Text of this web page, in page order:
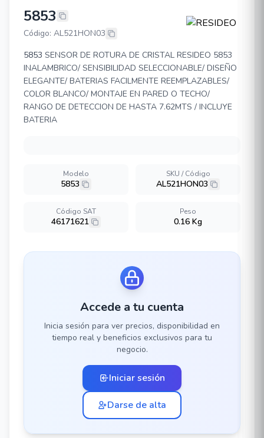
RESIDEO 5853
5853
Código: AL521HON03
5853 SENSOR DE ROTURA DE CRISTAL RESIDEO 5853
INALAMBRICO/ SENSIBILIDAD SELECCIONABLE/ DISEÑO
ELEGANTE/ BATERIAS FACILMENTE REEMPLAZABLES/
COLOR BLANCO/ MONTAJE EN PARED O TECHO/
RANGO DE DETECCION DE HASTA 7.62MTS / INCLUYE
BATERIA
Modelo
5853
SKU / Código
AL521HON03
Código SAT
46171621
Peso
0.16 Kg
Accede a tu cuenta
Inicia sesión para ver precios, disponibilidad en
tiempo real y beneficios exclusivos para tu
negocio.
Iniciar sesión
Darse de alta